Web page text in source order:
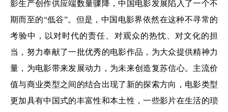
影生产创作供应端数量骤降，中国电影发展陷入了一个不
期而至的“低谷”。但是，中国电影界依然在这种不寻常的
考验中，以对时代的责任、对观众的热忱、对文化的担
当，努力奉献了一批优秀的电影作品，为大众提供精神力
量，为电影带来发展动力，为未来创造复苏信心。主流价
值与商业类型之间的结合出现了新的探索方向，电影类型
更加具有中国式的丰富性和本土性，一些影片在生活的琐